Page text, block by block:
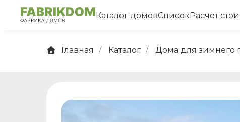
Каталог домовСписокРасчет
Главная / Каталог / Дома для зимнего